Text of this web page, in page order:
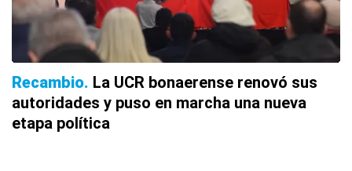
Recambio La UCR bonaerense renovó sus
autoridades y puso en marcha una nueva
etapa política